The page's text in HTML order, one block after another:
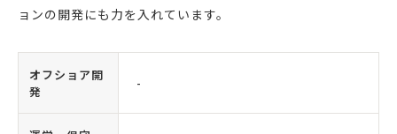
ョンの開発にも力を入れています。
オフショア開
発
-